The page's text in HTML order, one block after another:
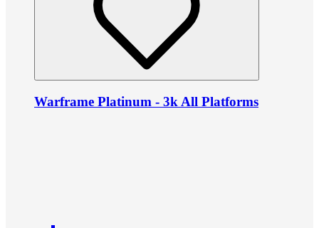
Warframe Platinum - 3k All Platforms